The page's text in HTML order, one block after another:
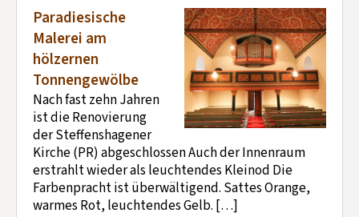
Paradiesische
Malerei am
hölzernen
Tonnengewölbe
Nach fast zehn Jahren
ist die Renovierung
der Steffenshagener
Kirche (PR) abgeschlossen Auch der Innenraum
erstrahlt wieder als leuchtendes Kleinod Die
Farbenpracht ist überwältigend. Sattes Orange,
warmes Rot, leuchtendes Gelb. […]